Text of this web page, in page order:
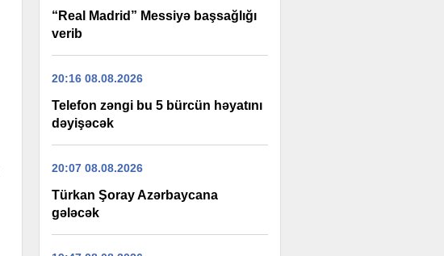
“Real Madrid” Messiyə başsağlığı
verib
20:16 08.08.2026
Telefon zəngi bu 5 bürcün həyatını
dəyişəcək
20:07 08.08.2026
Türkan Şoray Azərbaycana
gələcək